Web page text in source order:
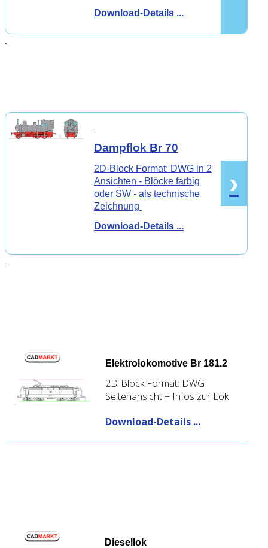
Download-Details ...
Dampflok Br 70
2D-Block Format: DWG in 2
Ansichten - Blöcke farbig
oder SW - als technische
Zeichnung
Download-Details ...
›
Elektrolokomotive Br 181.2
2D-Block Format: DWG
Seitenansicht + Infos zur Lok
Download-Details ...
Diesellok